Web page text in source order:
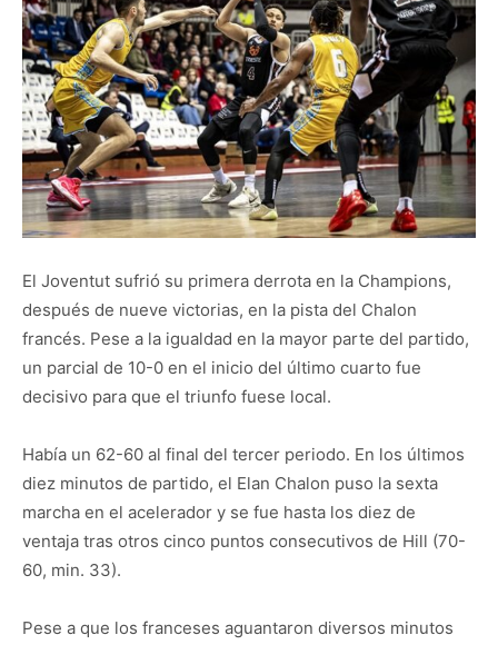
El Joventut sufrió su primera derrota en la Champions,
después de nueve victorias, en la pista del Chalon
francés. Pese a la igualdad en la mayor parte del partido,
un parcial de 10-0 en el inicio del último cuarto fue
decisivo para que el triunfo fuese local.
Había un 62-60 al final del tercer periodo. En los últimos
diez minutos de partido, el Elan Chalon puso la sexta
marcha en el acelerador y se fue hasta los diez de
ventaja tras otros cinco puntos consecutivos de Hill (70-
60, min. 33).
Pese a que los franceses aguantaron diversos minutos